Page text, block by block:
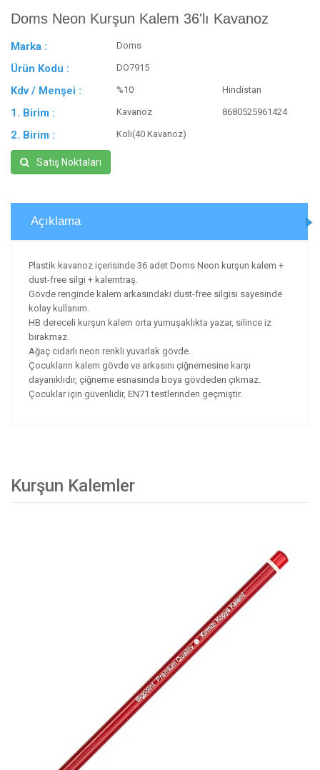
Doms Neon Kurşun Kalem 36'lı Kavanoz
Marka : Doms
Ürün Kodu : DO7915
Kdv / Menşei : %10 Hindistan
1. Birim : Kavanoz 8680525961424
2. Birim : Koli(40 Kavanoz)
Satış Noktaları
Açıklama
Plastik kavanoz içerisinde 36 adet Doms Neon kurşun kalem +
dust-free silgi + kalemtraş.
Gövde renginde kalem arkasındaki dust-free silgisi sayesinde
kolay kullanım.
HB dereceli kurşun kalem orta yumuşaklıkta yazar, silince iz
bırakmaz.
Ağaç cidarlı neon renkli yuvarlak gövde.
Çocukların kalem gövde ve arkasını çiğnemesine karşı
dayanıklıdır, çiğneme esnasında boya gövdeden çıkmaz.
Çocuklar için güvenlidir, EN71 testlerinden geçmiştir.
Kurşun Kalemler